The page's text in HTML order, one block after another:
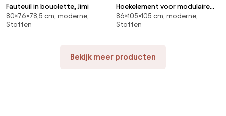
Fauteuil in bouclette, Jimi
80×76×78,5 cm, moderne,
Stoffen
Hoekelement voor modulaire
bank, in structuurfluweel, Malo
86×105×105 cm, moderne,
Stoffen
Bekijk meer producten